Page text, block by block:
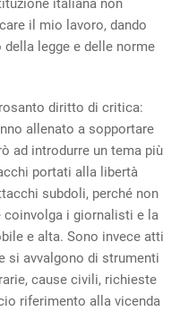
italiana non
il mio lavoro, dando
legge e delle norme
diritto di critica:
allenato a sopportare
ad introdurre un tema più
portati alla libertà
subdoli, perché non
coinvolga i giornalisti e la
e alta. Sono invece atti
si avvalgono di strumenti
cause civili, richieste
riferimento alla vicenda